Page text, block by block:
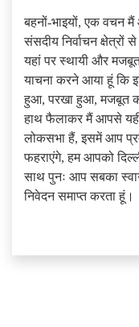
बहनों-भाइयों, एक वचन
संसदीय निर्वाचन
यहां पर स्थायी और
याचना करने आया हूं कि
हुआ, परखा हुआ, मजबूत
हाथ फैलाकर मैं आपसे
लोकसभा हैं, इसमें आप
फहराएंगे, हम आपको
साथ पुनः आप सबका
निवेदन समाप्त करता हूं।